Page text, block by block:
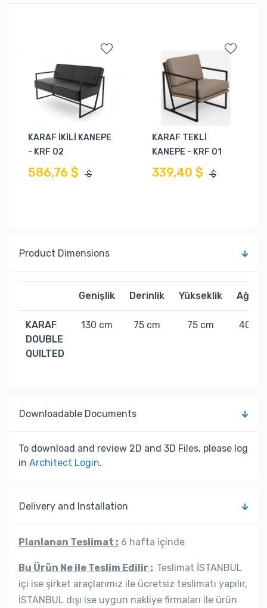
KARAF İKİLİ KANEPE
- KRF 02
586,76 $ $
KARAF TEKLİ
KANEPE - KRF 01
339,40 $ $
Product Dimensions
Genişlik Derinlik Yükseklik Ağırlık
KARAF
DOUBLE
QUILTED
130 cm 75 cm 75 cm 40 kg
Downloadable Documents
To download and review 2D and 3D Files, please log
in Architect Login.
Delivery and Installation
Planlanan Teslimat : 6 hafta içinde
Bu Ürün Ne ile Teslim Edilir : Teslimat İSTANBUL
içi ise şirket araçlarımız ile ücretsiz teslimatı yapılır,
İSTANBUL dışı ise uygun nakliye firmaları ile ürün